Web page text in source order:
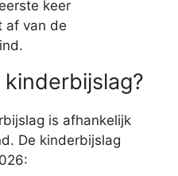
keer
af van de
is afhankelijk
De kinderbijslag